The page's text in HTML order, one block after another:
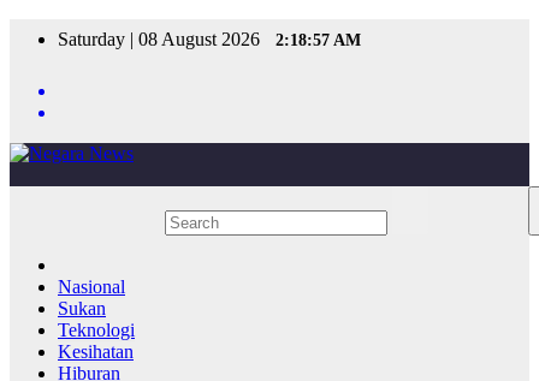
Saturday | 08 August 2026 2:18:57 AM
Nasional
Sukan
Teknologi
Kesihatan
Hiburan